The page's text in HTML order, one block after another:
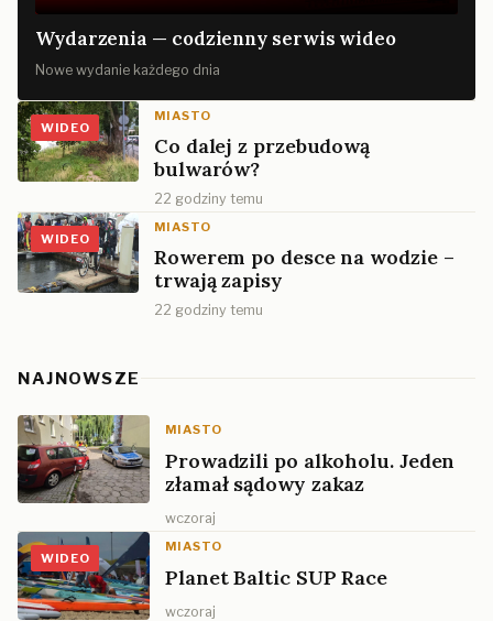
Wydarzenia — codzienny serwis wideo
Nowe wydanie każdego dnia
WIDEO
MIASTO
Co dalej z przebudową
bulwarów?
22 godziny temu
WIDEO
MIASTO
Rowerem po desce na wodzie –
trwają zapisy
22 godziny temu
NAJNOWSZE
MIASTO
Prowadzili po alkoholu. Jeden
złamał sądowy zakaz
wczoraj
WIDEO
MIASTO
Planet Baltic SUP Race
wczoraj